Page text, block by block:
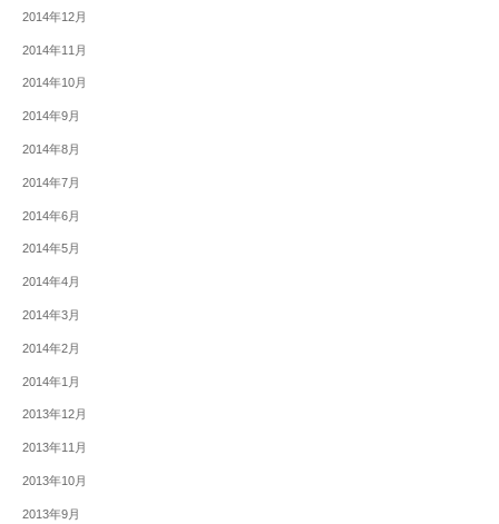
2014年12月
2014年11月
2014年10月
2014年9月
2014年8月
2014年7月
2014年6月
2014年5月
2014年4月
2014年3月
2014年2月
2014年1月
2013年12月
2013年11月
2013年10月
2013年9月